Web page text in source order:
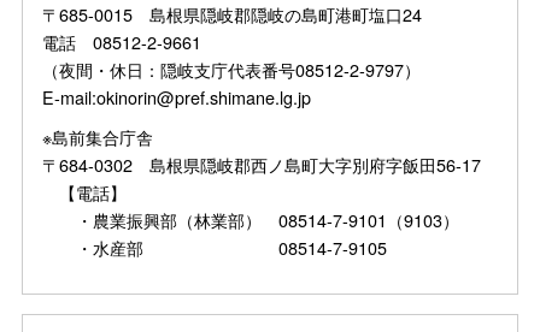
〒685-0015 島根県隠岐郡隠岐の島町港町塩口24
電話 08512-2-9661
（夜間・休日：隠岐支庁代表番号08512-2-9797）
E-mail:okinorin@pref.shimane.lg.jp
※島前集合庁舎
〒684-0302 島根県隠岐郡西ノ島町大字別府字飯田56-17
【電話】
・農業振興部（林業部） 08514-7-9101（9103）
・水産部 08514-7-9105